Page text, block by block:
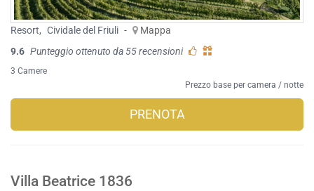
Resort, Cividale del Friuli -
Mappa
9.6 Punteggio ottenuto da 55 recensioni
3 Camere
Prezzo base per camera / notte
PRENOTA
Villa Beatrice 1836